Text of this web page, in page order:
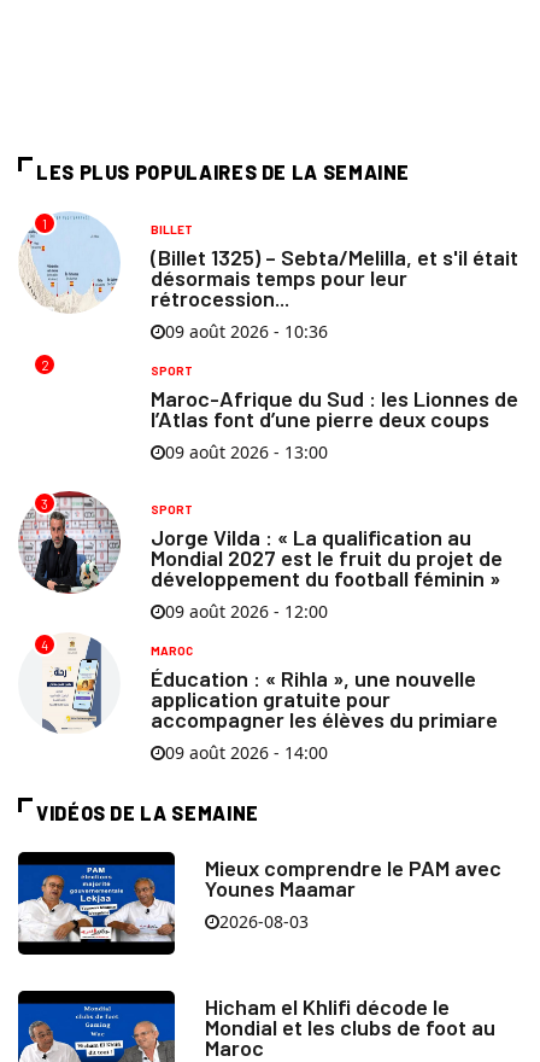
LES PLUS POPULAIRES DE LA SEMAINE
1 BILLET
(Billet 1325) – Sebta/Melilla, et s'il était
désormais temps pour leur
rétrocession...
09 août 2026 - 10:36
2 SPORT
Maroc-Afrique du Sud : les Lionnes de
l’Atlas font d’une pierre deux coups
09 août 2026 - 13:00
3 SPORT
Jorge Vilda : « La qualification au
Mondial 2027 est le fruit du projet de
développement du football féminin »
09 août 2026 - 12:00
4 MAROC
Éducation : « Rihla », une nouvelle
application gratuite pour
accompagner les élèves du primiare
09 août 2026 - 14:00
VIDÉOS DE LA SEMAINE
Mieux comprendre le PAM avec
Younes Maamar
2026-08-03
Hicham el Khlifi décode le
Mondial et les clubs de foot au
Maroc